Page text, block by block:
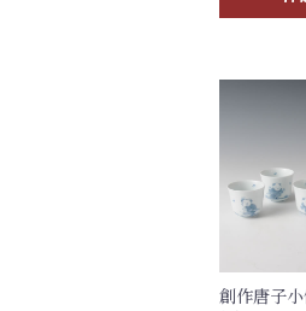
創作唐子